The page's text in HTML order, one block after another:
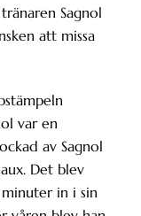
Sagnol
att missa
var en
av Sagnol
Det blev
in i sin